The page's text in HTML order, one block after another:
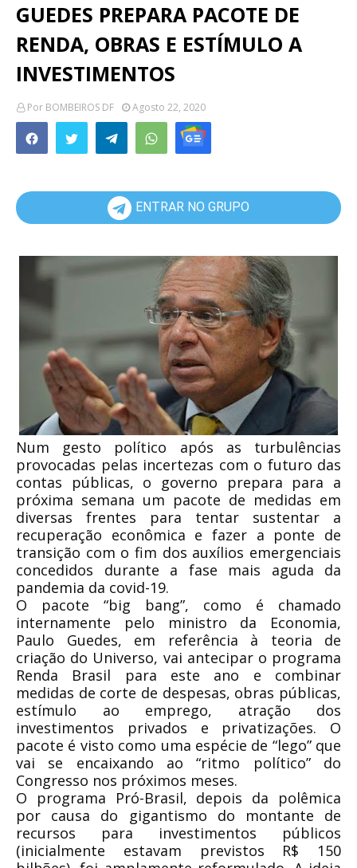
GUEDES PREPARA PACOTE DE
RENDA, OBRAS E ESTÍMULO A
INVESTIMENTOS
Por BOMBEIROS DF Agosto 22, 2020
ENTRAR NO GRUPO
Num gesto político após as turbulências
provocadas pelas incertezas com o futuro das
contas públicas, o governo prepara para a
próxima semana um pacote de medidas em
diversas frentes para tentar sustentar a
recuperação econômica e fazer a ponte de
transição com o fim dos auxílios emergenciais
concedidos durante a fase mais aguda da
pandemia da covid-19.
O pacote “big bang”, como é chamado
internamente pelo ministro da Economia,
Paulo Guedes, em referência à teoria de
criação do Universo, vai antecipar o programa
Renda Brasil para este ano e combinar
medidas de corte de despesas, obras públicas,
estímulo ao emprego, atração dos
investimentos privados e privatizações. O
pacote é visto como uma espécie de “lego” que
vai se encaixando ao “ritmo político” do
Congresso nos próximos meses.
O programa Pró-Brasil, depois da polêmica
por causa do gigantismo do montante de
recursos para investimentos públicos
(inicialmente estavam previstos R$ 150